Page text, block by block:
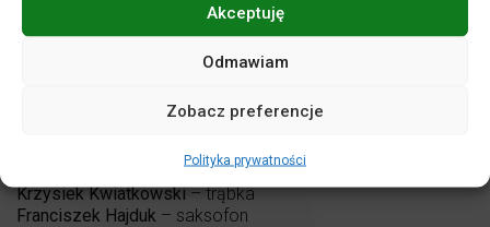
Akceptuję
Odmawiam
Zobacz preferencje
Polityka prywatności
– gitara
– gitara basowa
– perkusja
Krzysiek Kwiatkowski– trąbka
Franciszek Hajduk – saksofon